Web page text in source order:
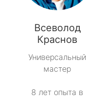
Всеволод
Краснов
Универсальный
мастер
8 лет опыта в